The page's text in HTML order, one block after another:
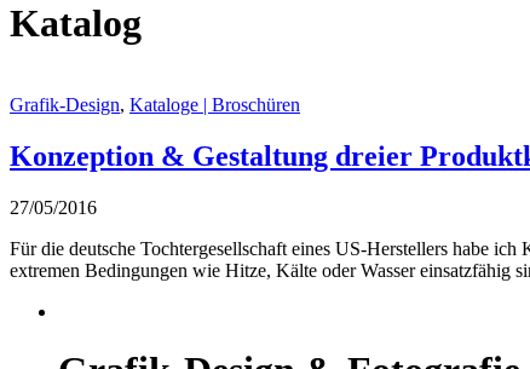
Katalog
Grafik-Design, Kataloge | Broschüren
Konzeption & Gestaltung dreier
27/05/2016
Für die deutsche Tochtergesellschaft eines US-Herstellers habe
extremen Bedingungen wie Hitze, Kälte oder Wasser einsatzfähig